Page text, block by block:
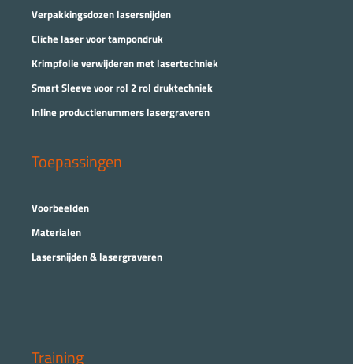
Verpakkingsdozen lasersnijden
Cliche laser voor tampondruk
Krimpfolie verwijderen met lasertechniek
Smart Sleeve voor rol 2 rol druktechniek
Inline productienummers lasergraveren
Toepassingen
Voorbeelden
Materialen
Lasersnijden & lasergraveren
Training